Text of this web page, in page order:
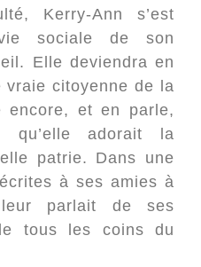
Kerry-Ann s’est
sociale de son
Elle deviendra en
vraie citoyenne de la
encore, et en parle,
qu’elle adorait la
patrie. Dans une
à ses amies à
parlait de ses
tous les coins du